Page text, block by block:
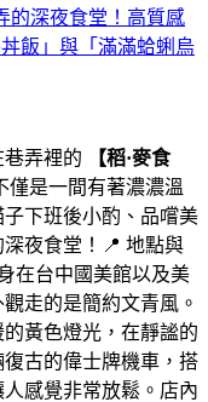
的深夜食堂！高質感
飯」與「滿滿蛤蜊烏
弄裡的
【稻·麥食
僅是一間有著濃濃溫
下班後小酌、品嚐美
夜食堂！📍 地點與
在台中國美館以及美
走的是簡約文青風。
黃色燈光，在靜謐的
古的偉士牌機車，搭
感覺非常放鬆。店內